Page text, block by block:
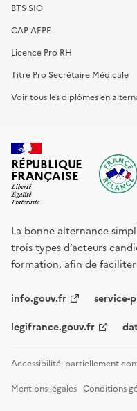
BTS SIO
CAP AEPE
Licence Pro RH
Titre Pro Secrétaire Médicale
Voir tous les diplômes en
RÉPUBLIQUE
FRANÇAISE
La bonne alternance
trois types d’acteurs
formation, afin de
info.gouv.fr service-
legifrance.gouv.fr
Accessibilité: partiellement
Mentions légales Conditions